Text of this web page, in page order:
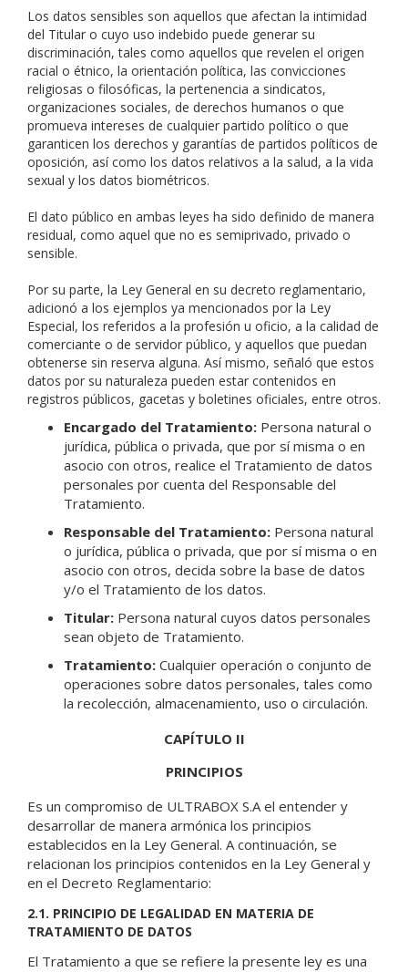
Los datos sensibles son aquellos que afectan la intimidad
del Titular o cuyo uso indebido puede generar su
discriminación, tales como aquellos que revelen el origen
racial o étnico, la orientación política, las convicciones
religiosas o filosóficas, la pertenencia a sindicatos,
organizaciones sociales, de derechos humanos o que
promueva intereses de cualquier partido político o que
garanticen los derechos y garantías de partidos políticos de
oposición, así como los datos relativos a la salud, a la vida
sexual y los datos biométricos.
El dato público en ambas leyes ha sido definido de manera
residual, como aquel que no es semiprivado, privado o
sensible.
Por su parte, la Ley General en su decreto reglamentario,
adicionó a los ejemplos ya mencionados por la Ley
Especial, los referidos a la profesión u oficio, a la calidad de
comerciante o de servidor público, y aquellos que puedan
obtenerse sin reserva alguna. Así mismo, señaló que estos
datos por su naturaleza pueden estar contenidos en
registros públicos, gacetas y boletines oficiales, entre otros.
Encargado del Tratamiento: Persona natural o
jurídica, pública o privada, que por sí misma o en
asocio con otros, realice el Tratamiento de datos
personales por cuenta del Responsable del
Tratamiento.
Responsable del Tratamiento: Persona natural
o jurídica, pública o privada, que por sí misma o en
asocio con otros, decida sobre la base de datos
y/o el Tratamiento de los datos.
Titular: Persona natural cuyos datos personales
sean objeto de Tratamiento.
Tratamiento: Cualquier operación o conjunto de
operaciones sobre datos personales, tales como
la recolección, almacenamiento, uso o circulación.
CAPÍTULO II
PRINCIPIOS
Es un compromiso de ULTRABOX S.A el entender y
desarrollar de manera armónica los principios
establecidos en la Ley General. A continuación, se
relacionan los principios contenidos en la Ley General y
en el Decreto Reglamentario:
2.1. PRINCIPIO DE LEGALIDAD EN MATERIA DE
TRATAMIENTO DE DATOS
El Tratamiento a que se refiere la presente ley es una